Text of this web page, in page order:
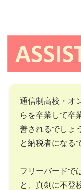
通信制高校・オ
らを卒業して卒
善されるでしょ
と納税者になる
フリーバードで
と、真剣に不登